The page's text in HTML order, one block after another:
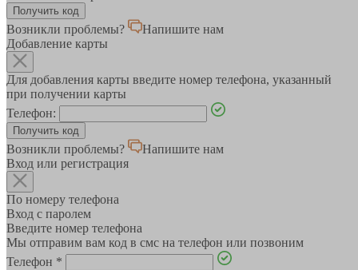
Возникли проблемы?
Напишите нам
Добавление карты
Для добавления карты введите номер телефона, указанный
при получении карты
Телефон:
Возникли проблемы?
Напишите нам
Вход или регистрация
По номеру телефона
Вход с паролем
Введите номер телефона
Мы отправим вам код в смс на телефон или позвоним
Телефон *